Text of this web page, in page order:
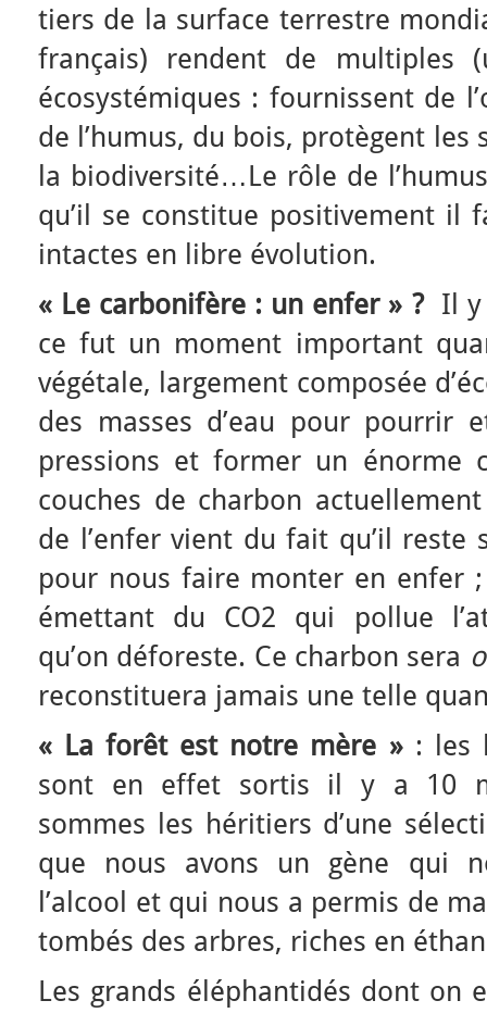
tiers de la surface terrestre
français) rendent de multiples
écosystémiques : fournissent de
de l’humus, du bois, protègent les
la biodiversité…Le rôle de
qu’il se constitue positivement il
intactes en libre évolution.
« Le carbonifère : un enfer » ?Il y
ce fut un moment important
végétale, largement composée
des masses d’eau pour pourrir
pressions et former un énorme
couches de charbon
de l’enfer vient du fait qu’il reste
pour nous faire monter en enfer
émettant du CO2 qui pollue
qu’on déforeste. Ce charbon sera
reconstituera jamais une telle
« La forêt est notre mère »: les
sont en effet sortis il y a 10
sommes les héritiers d’une
que nous avons un gène qui
l’alcool et qui nous a permis de
tombés des arbres, riches en
Les grands éléphantidés dont on